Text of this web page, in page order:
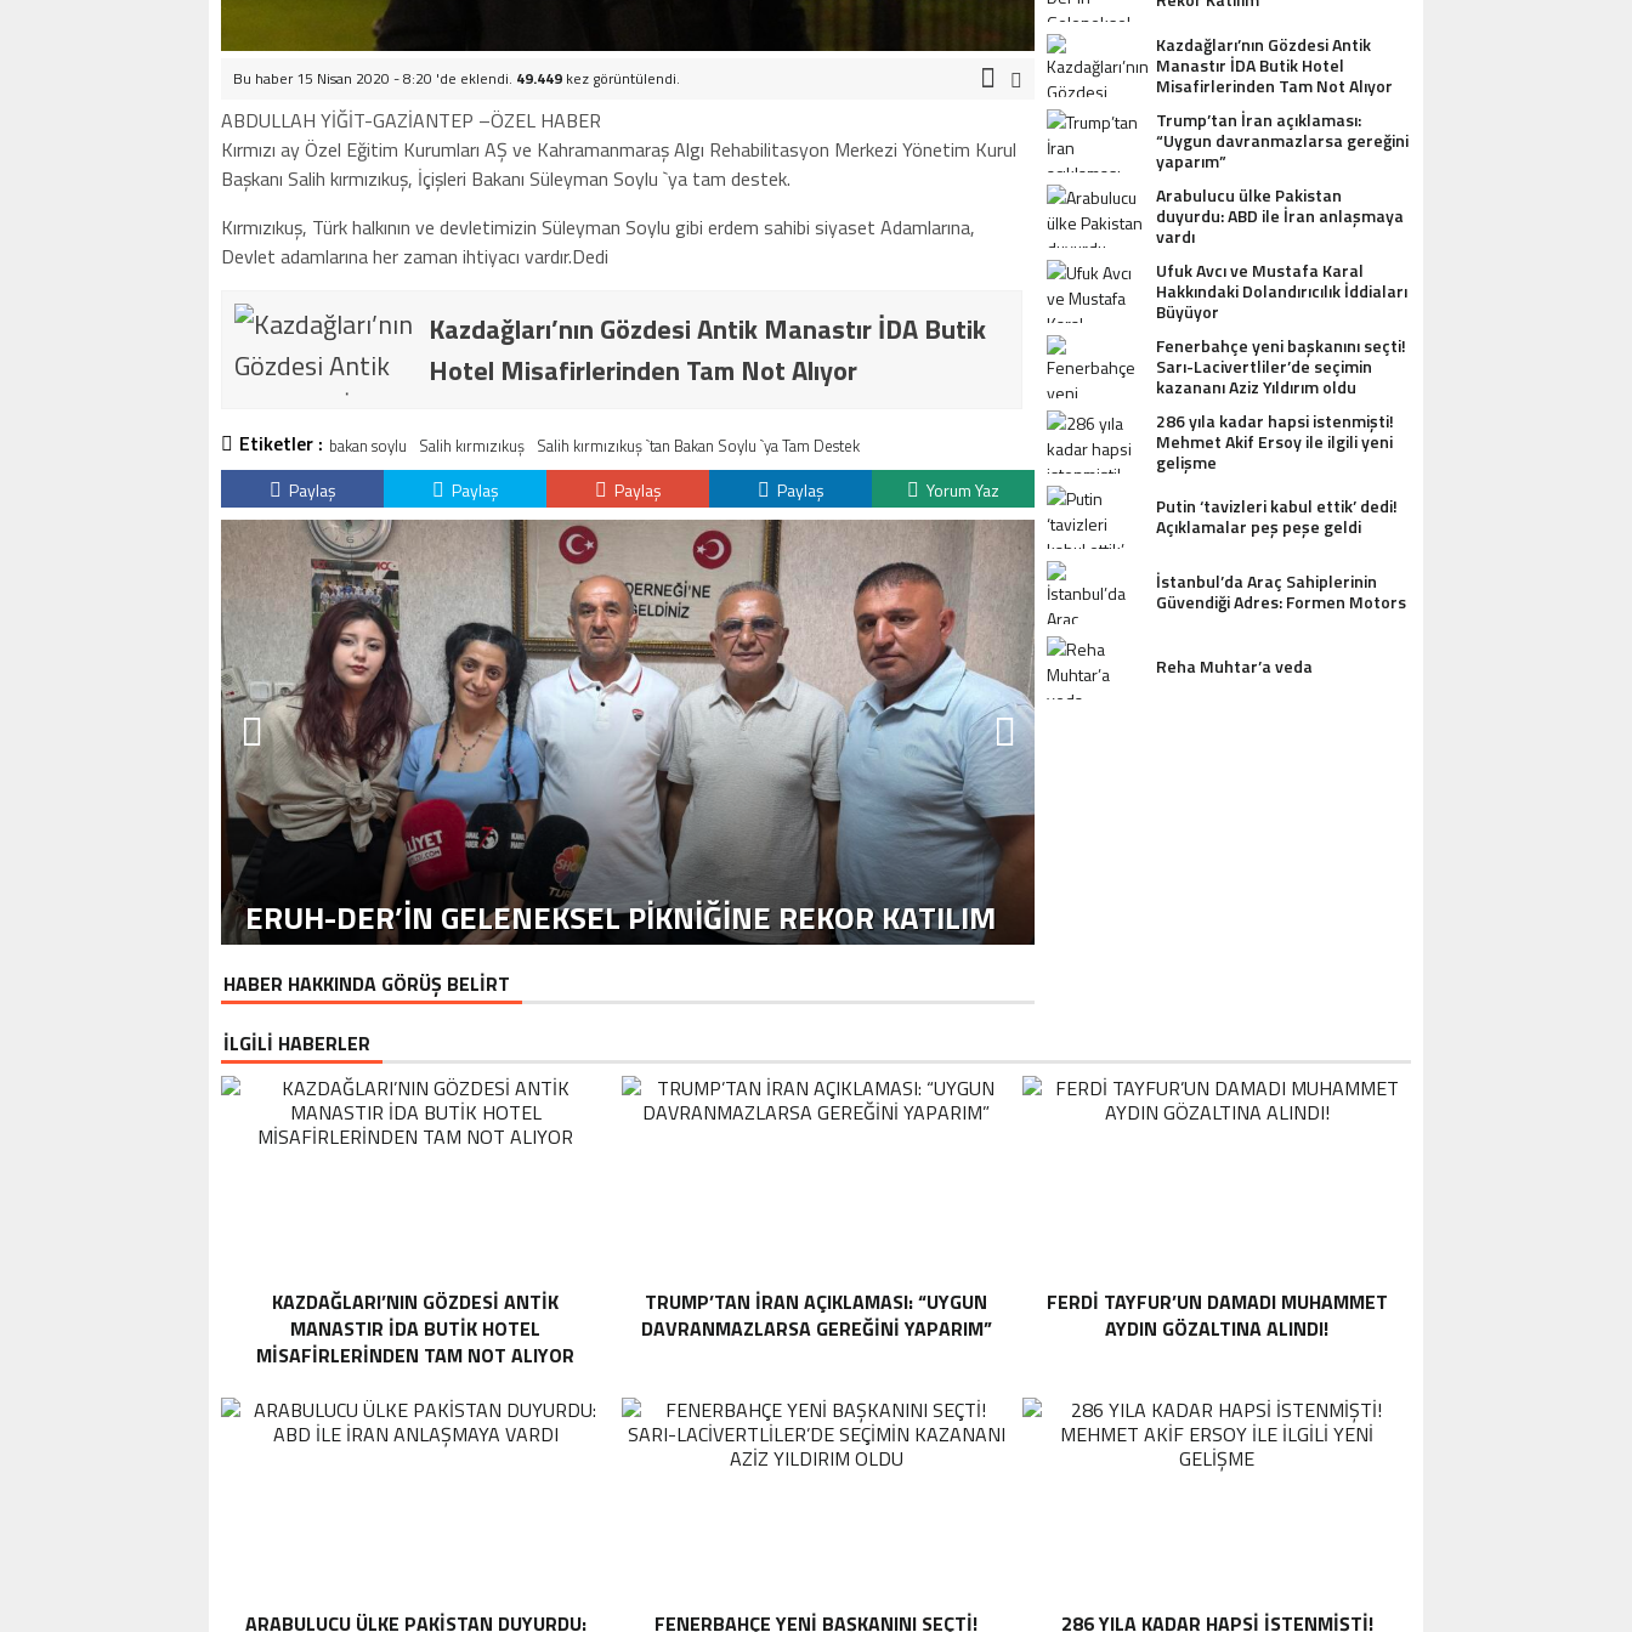
Bu haber 15 Nisan 2020 - 8:20 'de eklendi. 49.449 kez görüntülendi.
ABDULLAH YİĞİT-GAZİANTEP –ÖZEL HABER
Kırmızı ay Özel Eğitim Kurumları AŞ ve Kahramanmaraş Algı Rehabilitasyon Merkezi Yönetim Kurul
Başkanı Salih kırmızıkuş, İçişleri Bakanı Süleyman Soylu `ya tam destek.
Kırmızıkuş, Türk halkının ve devletimizin Süleyman Soylu gibi erdem sahibi siyaset Adamlarına,
Devlet adamlarına her zaman ihtiyacı vardır.Dedi
Kazdağları’nın Gözdesi Antik Manastır İDA Butik
Hotel Misafirlerinden Tam Not Alıyor
Etiketler : bakan soylu Salih kırmızıkuş Salih kırmızıkuş `tan Bakan Soylu `ya Tam Destek
Paylaş Paylaş Paylaş Paylaş Yorum Yaz
ERUH-DER’IN GELENEKSEL PIKNIĞINE REKOR KATILIM
KAZDAĞLARI’NIN GÖZDESI ANTIK
HOTEL MISAFIRLERINDEN TAM NOT
HABER HAKKINDA GÖRÜŞ BELİRT
Kazdağları’nın Gözdesi Antik
Manastır İDA Butik Hotel
Misafirlerinden Tam Not Alıyor
Trump’tan İran açıklaması:
“Uygun davranmazlarsa gereğini
yaparım”
Arabulucu ülke Pakistan
duyurdu: ABD ile İran anlaşmaya
vardı
Ufuk Avcı ve Mustafa Karal
Hakkındaki Dolandırıcılık İddiaları
Büyüyor
Fenerbahçe yeni başkanını seçti!
Sarı-Lacivertliler’de seçimin
kazananı Aziz Yıldırım oldu
286 yıla kadar hapsi istenmişti!
Mehmet Akif Ersoy ile ilgili yeni
gelişme
Putin ‘tavizleri kabul ettik’ dedi!
Açıklamalar peş peşe geldi
İstanbul’da Araç Sahiplerinin
Güvendiği Adres: Formen Motors
Reha Muhtar’a veda
İLGİLİ HABERLER
KAZDAĞLARI’NIN GÖZDESI ANTIK
MANASTIR İDA BUTIK HOTEL
MISAFIRLERINDEN TAM NOT ALIYOR
TRUMP’TAN İRAN AÇIKLAMASI: “UYGUN
DAVRANMAZLARSA GEREĞINI YAPARIM”
FERDI TAYFUR’UN DAMADI MUHAMMET
AYDIN GÖZALTINA ALINDI!
ARABULUCU ÜLKE PAKISTAN DUYURDU: FENERBAHÇE YENI BAŞKANINI SEÇTI! 286 YILA KADAR HAPSI ISTENMIŞTI!